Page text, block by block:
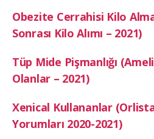
Obezite Cerrahisi Kilo
Sonrası Kilo Alımı – 2021)
Tüp Mide Pişmanlığı
Olanlar – 2021)
Xenical Kullananlar
Yorumları 2020-2021)